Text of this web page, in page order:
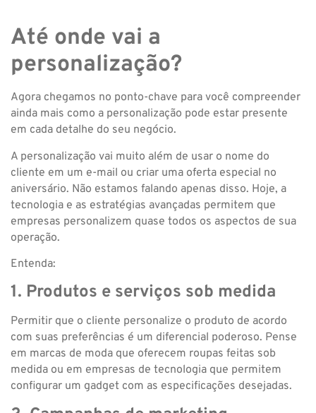
Até onde vai a
personalização?
Agora chegamos no ponto-chave para você compreender
ainda mais como a personalização pode estar presente
em cada detalhe do seu negócio.
A personalização vai muito além de usar o nome do
cliente em um e-mail ou criar uma oferta especial no
aniversário. Não estamos falando apenas disso. Hoje, a
tecnologia e as estratégias avançadas permitem que
empresas personalizem quase todos os aspectos de sua
operação.
Entenda:
1. Produtos e serviços sob medida
Permitir que o cliente personalize o produto de acordo
com suas preferências é um diferencial poderoso. Pense
em marcas de moda que oferecem roupas feitas sob
medida ou em empresas de tecnologia que permitem
configurar um gadget com as especificações desejadas.